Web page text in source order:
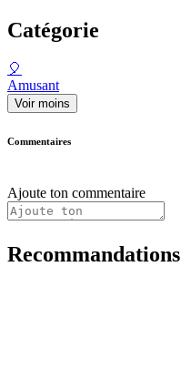
Catégorie
🎈
Amusant
Voir moins
Commentaires
Ajoute ton commentaire
Recommandations